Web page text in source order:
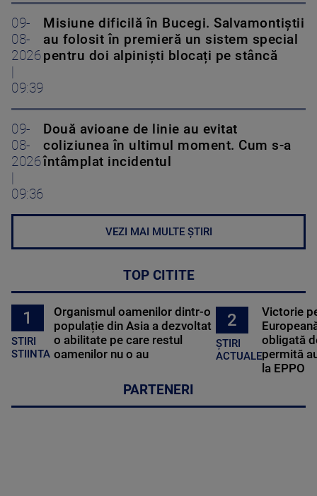
09-
08-
2026
09:39
Misiune dificilă în Bucegi. Salvamontiștii
au folosit în premieră un sistem special
pentru doi alpiniști blocați pe stâncă
09-
08-
2026
09:36
Două avioane de linie au evitat
coliziunea în ultimul moment. Cum s-a
întâmplat incidentul
VEZI MAI MULTE ȘTIRI
TOP CITITE
1
STIRI
STIINTA
Organismul oamenilor dintr-o
populație din Asia a dezvoltat
o abilitate pe care restul
oamenilor nu o au
2
ȘTIRI
ACTUALE
Victorie
obligată
permită
la EPPO
PARTENERI